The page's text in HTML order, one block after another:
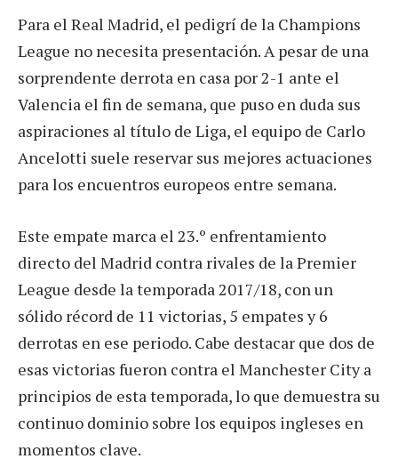
Para el Real Madrid, el pedigrí de la Champions
League no necesita presentación. A pesar de una
sorprendente derrota en casa por 2-1 ante el
Valencia el fin de semana, que puso en duda sus
aspiraciones al título de Liga, el equipo de Carlo
Ancelotti suele reservar sus mejores actuaciones
para los encuentros europeos entre semana.
Este empate marca el 23.º enfrentamiento
directo del Madrid contra rivales de la Premier
League desde la temporada 2017/18, con un
sólido récord de 11 victorias, 5 empates y 6
derrotas en ese periodo. Cabe destacar que dos de
esas victorias fueron contra el Manchester City a
principios de esta temporada, lo que demuestra su
continuo dominio sobre los equipos ingleses en
momentos clave.